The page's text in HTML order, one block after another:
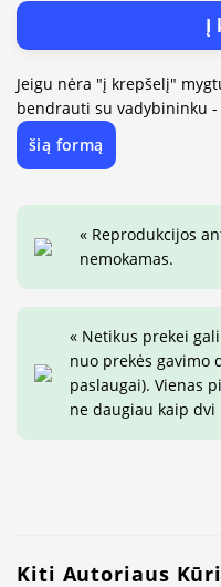
Į
Jeigu nėra "į krepšelį"
bendrauti su vadybininku -
šią formą
« Reprodukcijos
nemokamas.
« Netikus prekei
nuo prekės gavimo
paslaugai). Vienas
ne daugiau kaip dvi
Kiti Autoriaus